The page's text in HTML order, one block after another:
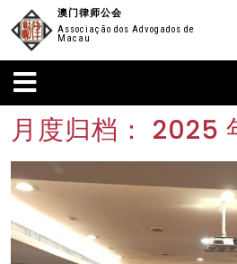
澳门律师公会
Associação dos Advogados de
Macau
月度归档： 2025